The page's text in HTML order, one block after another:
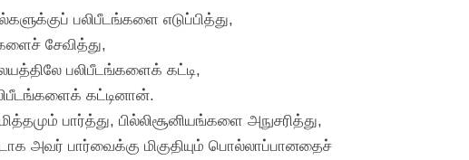
பலிபீடங்களை எடுப்பித்து,
சேவித்து,
பலிபீடங்களைக் கட்டி,
கட்டினான்.
பார்த்து, பில்லிசூனியங்களை அநுசரித்து,
அவர் பார்வைக்கு மிகுதியும் பொல்லாப்பானதைச்